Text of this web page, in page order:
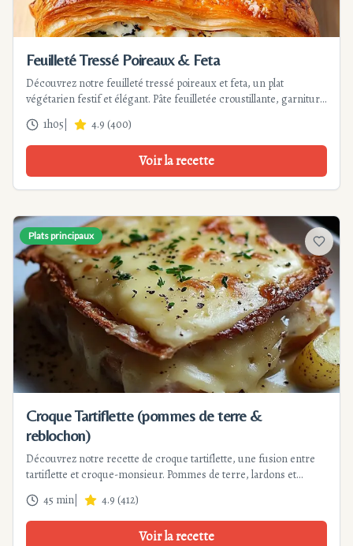
Feuilleté Tressé Poireaux & Feta
Découvrez notre feuilleté tressé poireaux et feta, un plat
végétarien festif et élégant. Pâte feuilletée croustillante, garniture
fondante, tressage facile. Parfait pour un repas convivial.
1h05 4.9 (400)
Voir la recette
Plats principaux
Croque Tartiflette (pommes de terre &
reblochon)
Découvrez notre recette de croque tartiflette, une fusion entre
tartiflette et croque-monsieur. Pommes de terre, lardons et
reblochon fondant en 45 min. Parfait pour l'hiver !
45 min 4.9 (412)
Voir la recette